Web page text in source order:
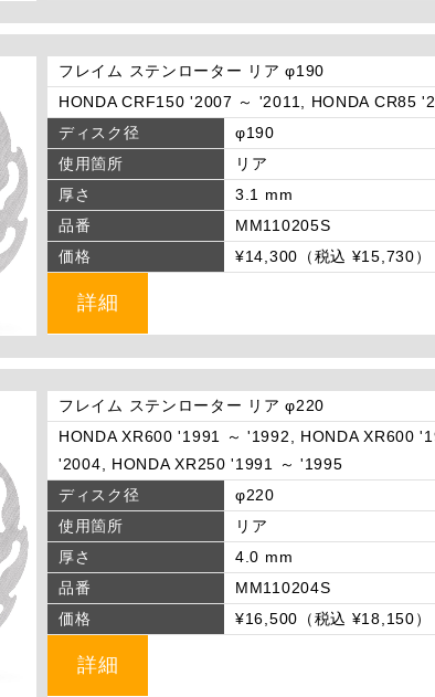
フレイム ステンローター リア φ190
HONDA CRF150 '2007 ～ '2011, HONDA CR85
ディスク径
φ190
使用箇所
リア
厚さ
3.1 mm
品番
MM110205S
価格
¥14,300（税込 ¥15,730）
詳細
フレイム ステンローター リア φ220
HONDA XR600 '1991 ～ '1992, HONDA XR600
'2004, HONDA XR250 '1991 ～ '1995
ディスク径
φ220
使用箇所
リア
厚さ
4.0 mm
品番
MM110204S
価格
¥16,500（税込 ¥18,150）
詳細